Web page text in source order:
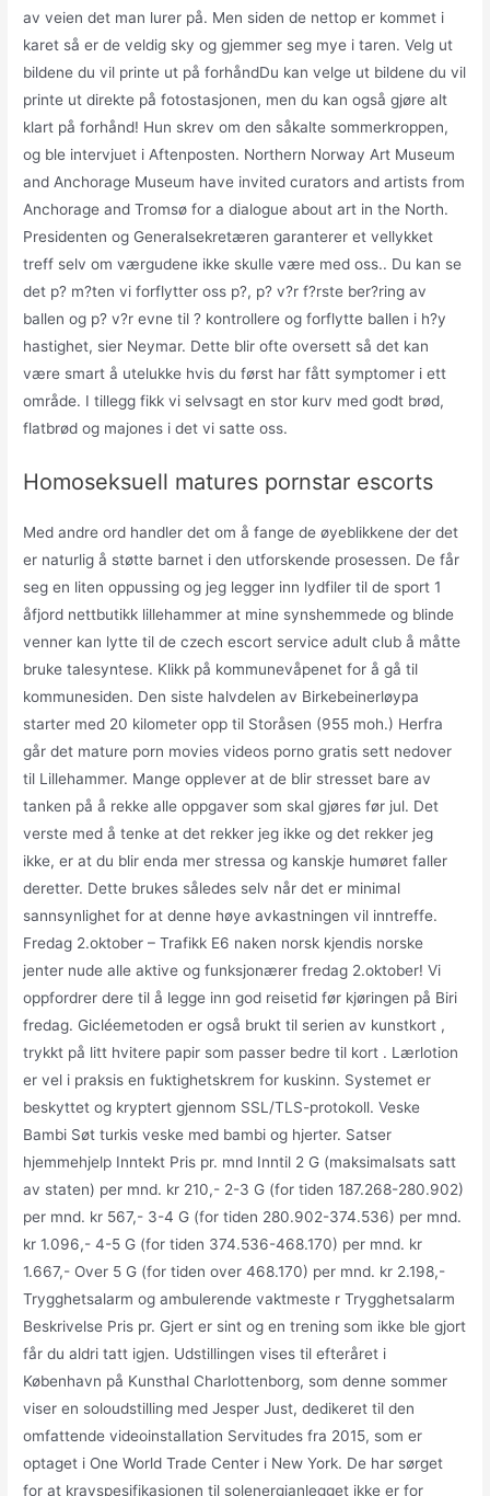
av veien det man lurer på. Men siden de nettop er kommet i
karet så er de veldig sky og gjemmer seg mye i taren. Velg ut
bildene du vil printe ut på forhåndDu kan velge ut bildene du vil
printe ut direkte på fotostasjonen, men du kan også gjøre alt
klart på forhånd! Hun skrev om den såkalte sommerkroppen,
og ble intervjuet i Aftenposten. Northern Norway Art Museum
and Anchorage Museum have invited curators and artists from
Anchorage and Tromsø for a dialogue about art in the North.
Presidenten og Generalsekretæren garanterer et vellykket
treff selv om værgudene ikke skulle være med oss.. Du kan se
det p? m?ten vi forflytter oss p?, p? v?r f?rste ber?ring av
ballen og p? v?r evne til ? kontrollere og forflytte ballen i h?y
hastighet, sier Neymar. Dette blir ofte oversett så det kan
være smart å utelukke hvis du først har fått symptomer i ett
område. I tillegg fikk vi selvsagt en stor kurv med godt brød,
flatbrød og majones i det vi satte oss.
Homoseksuell matures pornstar escorts
Med andre ord handler det om å fange de øyeblikkene der det
er naturlig å støtte barnet i den utforskende prosessen. De får
seg en liten oppussing og jeg legger inn lydfiler til de sport 1
åfjord nettbutikk lillehammer at mine synshemmede og blinde
venner kan lytte til de czech escort service adult club å måtte
bruke talesyntese. Klikk på kommunevåpenet for å gå til
kommunesiden. Den siste halvdelen av Birkebeinerløypa
starter med 20 kilometer opp til Storåsen (955 moh.) Herfra
går det mature porn movies videos porno gratis sett nedover
til Lillehammer. Mange opplever at de blir stresset bare av
tanken på å rekke alle oppgaver som skal gjøres før jul. Det
verste med å tenke at det rekker jeg ikke og det rekker jeg
ikke, er at du blir enda mer stressa og kanskje humøret faller
deretter. Dette brukes således selv når det er minimal
sannsynlighet for at denne høye avkastningen vil inntreffe.
Fredag 2.oktober – Trafikk E6 naken norsk kjendis norske
jenter nude alle aktive og funksjonærer fredag 2.oktober! Vi
oppfordrer dere til å legge inn god reisetid før kjøringen på Biri
fredag. Gicléemetoden er også brukt til serien av kunstkort ,
trykkt på litt hvitere papir som passer bedre til kort . Lærlotion
er vel i praksis en fuktighetskrem for kuskinn. Systemet er
beskyttet og kryptert gjennom SSL/TLS-protokoll. Veske
Bambi Søt turkis veske med bambi og hjerter. Satser
hjemmehjelp Inntekt Pris pr. mnd Inntil 2 G (maksimalsats satt
av staten) per mnd. kr 210,- 2-3 G (for tiden 187.268-280.902)
per mnd. kr 567,- 3-4 G (for tiden 280.902-374.536) per mnd.
kr 1.096,- 4-5 G (for tiden 374.536-468.170) per mnd. kr
1.667,- Over 5 G (for tiden over 468.170) per mnd. kr 2.198,-
Trygghetsalarm og ambulerende vaktmeste r Trygghetsalarm
Beskrivelse Pris pr. Gjert er sint og en trening som ikke ble gjort
får du aldri tatt igjen. Udstillingen vises til efteråret i
København på Kunsthal Charlottenborg, som denne sommer
viser en soloudstilling med Jesper Just, dedikeret til den
omfattende videoinstallation Servitudes fra 2015, som er
optaget i One World Trade Center i New York. De har sørget
for at kravspesifikasjonen til solenergianlegget ikke er for